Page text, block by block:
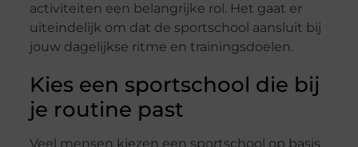
activiteiten een belangrijke rol. Het gaat er
uiteindelijk om dat de sportschool aansluit bij
jouw dagelijkse ritme en trainingsdoelen.
Kies een sportschool die bij
je routine past
Veel mensen kiezen een sportschool op basis